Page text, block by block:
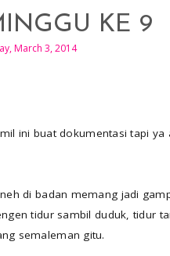
KE 9
March 3, 2014
ini buat dokumentasi tapi
di badan memang jadi
tidur sambil duduk, tidur
semaleman gitu.